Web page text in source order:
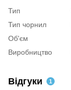
Тип
Тип чорнил
Об'єм
Виробництво
Відгуки 1